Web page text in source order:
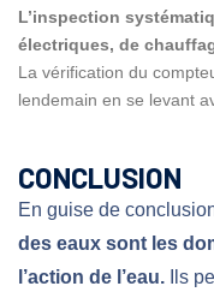
L’inspection
électriques, de
La vérification du
lendemain en se levant
CONCLUSION
En guise de
des eaux sont les
l’action de l’eau. Ils